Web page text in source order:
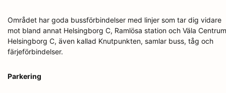
Området har goda bussförbindelser med linjer som tar dig vidare
mot bland annat Helsingborg C, Ramlösa station och Väla
Helsingborg C, även kallad Knutpunkten, samlar buss, tåg och
färjeförbindelser.
Parkering